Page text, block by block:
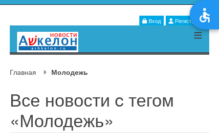
Вход Регистрация
Главная Молодежь
Все новости c тегом
«Молодежь»